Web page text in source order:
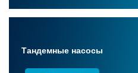
Тандемные насосы